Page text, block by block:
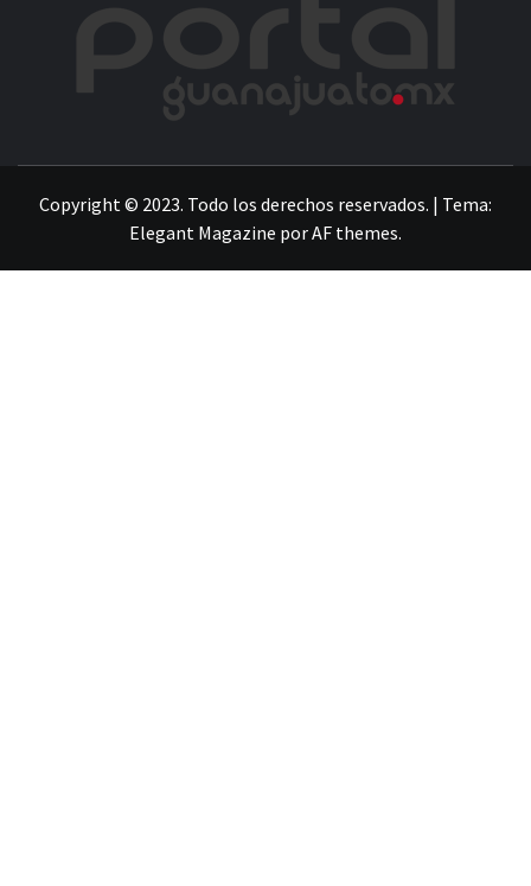
Copyright © 2023. Todo los derechos reservados. | Tema:
Elegant Magazine porAF themes.